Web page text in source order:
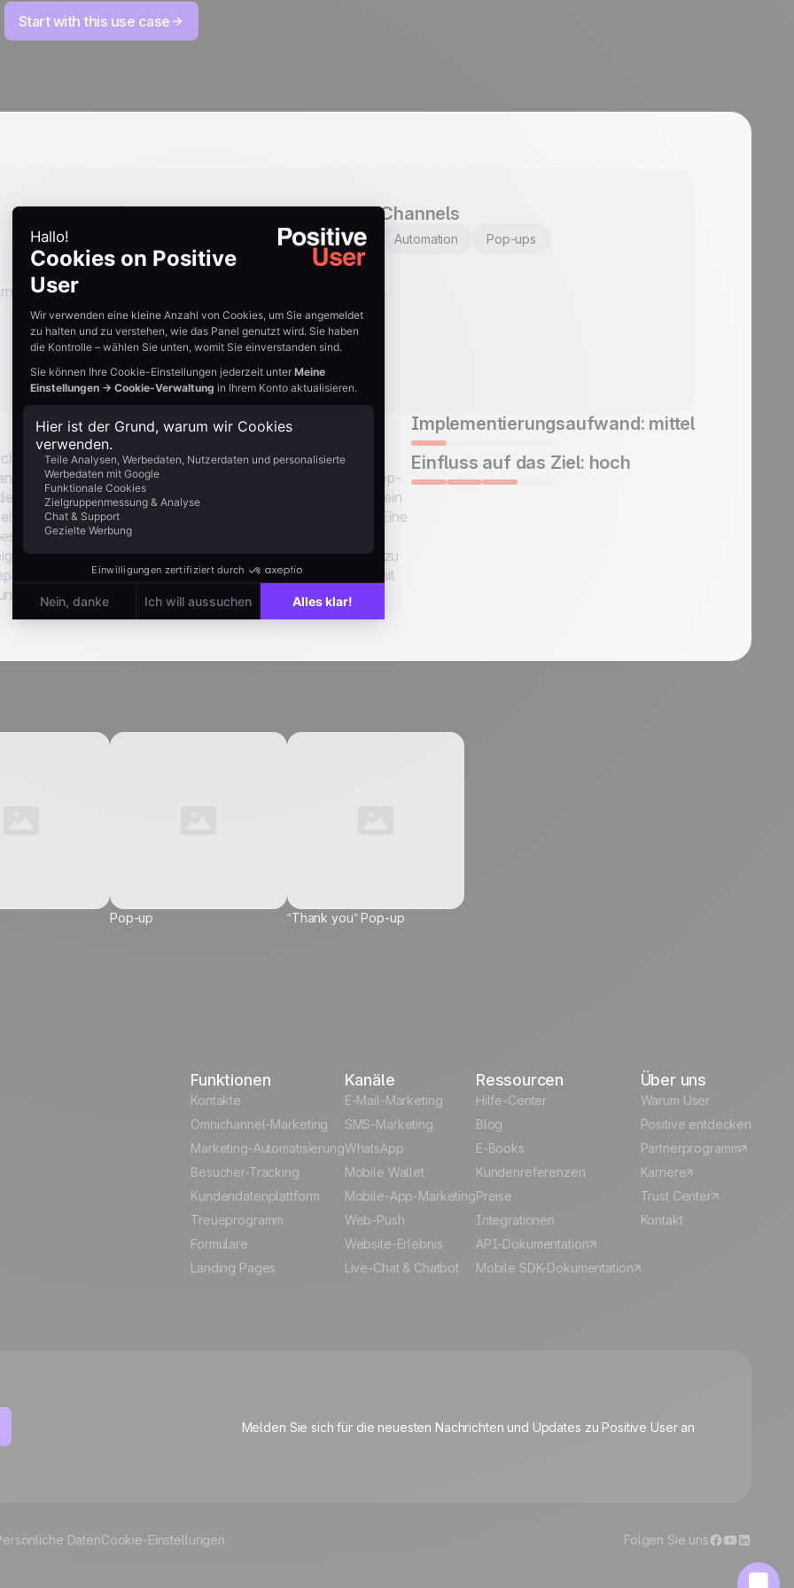
Start with this use case
Industries
SaaS
Webhosting Bildung E-commerce
Automobil Non-profit Immobilien
Channels
Automation Pop-ups
Ohne Grund zum Abonnieren wird er gehen, wie er
das. Nach fünf Sekunden auf der Seite erscheint ein Pop-
Pop-up nicht kürzlich gesehen haben. Das Angebot ist ein
Wenn sie abschicken, startet der Double-Opt-in-Flow: Eine
wird ein einzigartiger Code aus dem Aktionspool
verhindert, dass demselben Besucher das Pop-up zu
getrackt und der gesamte Flow verbindet sich direkt mit
um Einwilligungsdaten sauber zu halten.
Implementierungsaufwand: mittel
Einfluss auf das Ziel: hoch
Pop-up “Thank you” Pop-up
Funktionen
Kontakte
Omnichannel-Marketing
Marketing-Automatisierung
Besucher-Tracking
Kundendatenplattform
Treueprogramm
Formulare
Landing Pages
Kanäle
E-Mail-Marketing
SMS-Marketing
WhatsApp
Mobile Wallet
Mobile-App-Marketing
Web-Push
Website-Erlebnis
Live-Chat & Chatbot
Ressourcen
Hilfe-Center
Blog
E-Books
Kundenreferenzen
Preise
Integrationen
API-Dokumentation
Mobile SDK-Dokumentation
Über uns
Warum User
Positive entdecken
Partnerprogramm
Karriere
Trust Center
Kontakt
Melden Sie sich für die neuesten Nachrichten und Updates zu Positive User an
DatenCookie-Einstellungen Folgen Sie uns